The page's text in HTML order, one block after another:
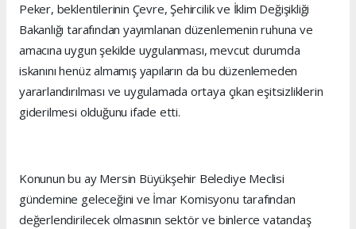
Peker, beklentilerinin Çevre, Şehircilik ve İklim Değişikliği
Bakanlığı tarafından yayımlanan düzenlemenin ruhuna ve
amacına uygun şekilde uygulanması, mevcut durumda
iskanını henüz almamış yapıların da bu düzenlemeden
yararlandırılması ve uygulamada ortaya çıkan eşitsizliklerin
giderilmesi olduğunu ifade etti.
Konunun bu ay Mersin Büyükşehir Belediye Meclisi
gündemine geleceğini ve İmar Komisyonu tarafından
değerlendirilecek olmasının sektör ve binlerce vatandaş